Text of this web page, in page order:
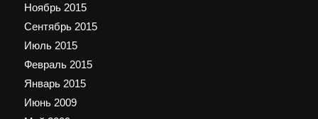
Ноябрь 2015
Сентябрь 2015
Июль 2015
Февраль 2015
Январь 2015
Июнь 2009